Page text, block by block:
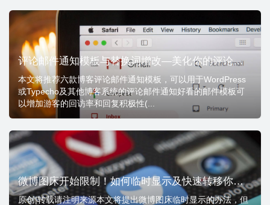
评论邮件通知模板与替换词增改—美化你的评论邮件！
本文将推荐六款博客评论邮件通知模板，可以用于WordPress
或Typecho及其他博客系统的评论邮件通知好看的邮件模板可
以增加游客的回访率和回复积极性(...
微博图床开始限制！如何临时显示及快速转移你的图片？
原创|转载请注明来源本文将提出微博图床临时显示的办法，但